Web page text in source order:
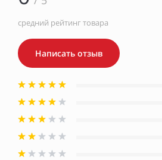
средний рейтинг товара
Написать отзыв